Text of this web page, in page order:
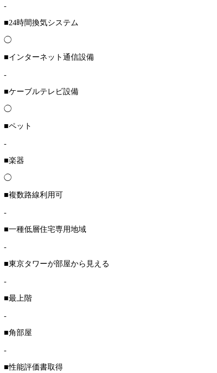
-
■24時間換気システム
◯
■インターネット通信設備
-
■ケーブルテレビ設備
◯
■ペット
-
■楽器
◯
■複数路線利用可
-
■一種低層住宅専用地域
-
■東京タワーが部屋から見える
-
■最上階
-
■角部屋
-
■性能評価書取得